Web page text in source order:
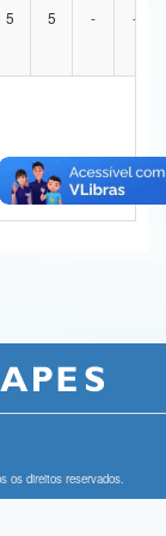
5 5 - -
os direitos reservados.